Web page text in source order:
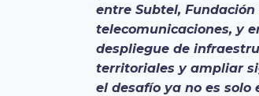
entre Subtel,
telecomunicaciones, y
despliegue de
territoriales y ampliar
el desafío ya no es solo